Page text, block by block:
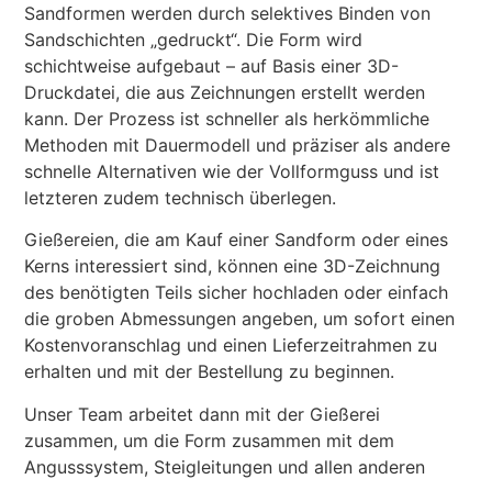
Sandformen werden durch selektives Binden von
Sandschichten „gedruckt“. Die Form wird
schichtweise aufgebaut – auf Basis einer 3D-
Druckdatei, die aus Zeichnungen erstellt werden
kann. Der Prozess ist schneller als herkömmliche
Methoden mit Dauermodell und präziser als andere
schnelle Alternativen wie der Vollformguss und ist
letzteren zudem technisch überlegen.
Gießereien, die am Kauf einer Sandform oder eines
Kerns interessiert sind, können eine 3D-Zeichnung
des benötigten Teils sicher hochladen oder einfach
die groben Abmessungen angeben, um sofort einen
Kostenvoranschlag und einen Lieferzeitrahmen zu
erhalten und mit der Bestellung zu beginnen.
Unser Team arbeitet dann mit der Gießerei
zusammen, um die Form zusammen mit dem
Angusssystem, Steigleitungen und allen anderen